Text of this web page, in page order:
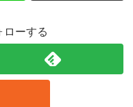
ローする